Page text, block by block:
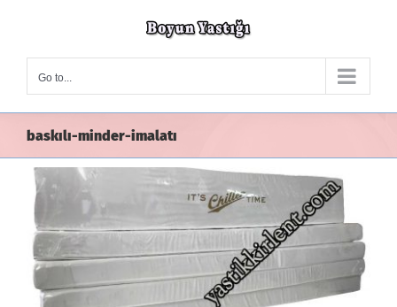
Go to...
baskılı-minder-imalatı